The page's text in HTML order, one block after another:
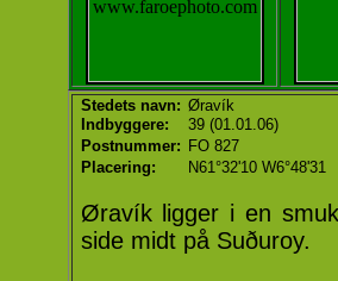
Stedets navn: Øravík
Indbyggere:
39 (01.01.06)
Postnummer: FO 827
Placering: N61°32'10 W6°48'31
Øravík ligger i en
side midt på Suðuroy.